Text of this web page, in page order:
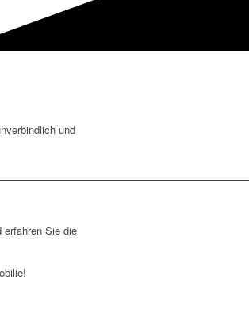
und
Sie die